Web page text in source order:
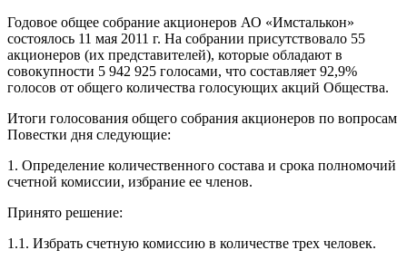
Годовое общее собрание акционеров АО «Имсталькон»
состоялось 11 мая 2011 г. На собрании присутствовало 55
акционеров (их представителей), которые обладают в
совокупности 5 942 925 голосами, что составляет 92,9%
голосов от общего количества голосующих акций Общества.
Итоги голосования общего собрания акционеров по вопросам
Повестки дня следующие:
1. Определение количественного состава и срока полномочий
счетной комиссии, избрание ее членов.
Принято решение:
1.1. Избрать счетную комиссию в количестве трех человек.